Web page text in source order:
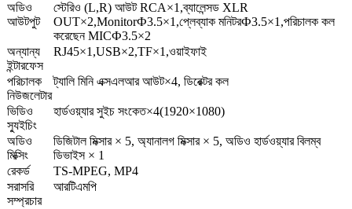
অডিও
আউটপুট
স্টেরিও (L,R) আউট RCA×1,ব্যালেন্সড XLR
OUT×2,MonitorФ3.5×1,প্লেব্যাক মনিটরФ3.5×1,পরিচালক কল
করেছেন MICФ3.5×2
অন্যান্য
ইন্টারফেস
RJ45×1,USB×2,TF×1,ওয়াইফাই
পরিচালক
নিউজলেটার
ট্যালি মিনি এক্সএলআর আউট×4, ডিরেক্টর কল
ভিডিও
স্যুইচিং
হার্ডওয়্যার সুইচ সংকেত×4(1920×1080)
অডিও
মিক্সিং
ডিজিটাল মিক্সার × 5, অ্যানালগ মিক্সার × 5, অডিও হার্ডওয়্যার বিলম্ব
ডিভাইস × 1
রেকর্ড
TS-MPEG, MP4
সরাসরি
সম্প্রচার
আরটিএমপি